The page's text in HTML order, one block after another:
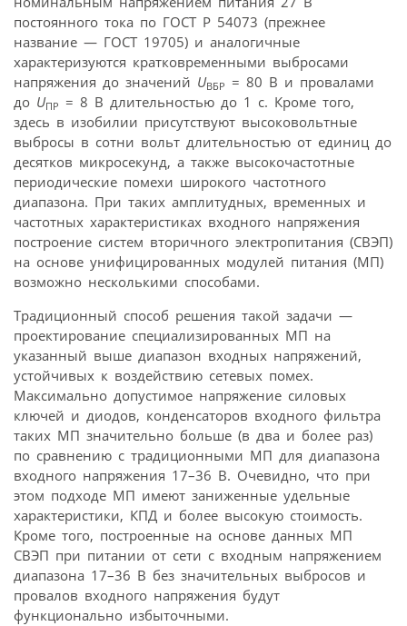
постоянного тока по ГОСТ Р 54073 (прежнее
название — ГОСТ 19705) и аналогичные
характеризуются кратковременными выбросами
напряжения до значений UВБР = 80 В и провалами
до UПР = 8 В длительностью до 1 с. Кроме того,
здесь в изобилии присутствуют высоковольтные
выбросы в сотни вольт длительностью от единиц до
десятков микросекунд, а также высокочастотные
периодические помехи широкого частотного
диапазона. При таких амплитудных, временных и
частотных характеристиках входного напряжения
построение систем вторичного электропитания (СВЭП)
на основе унифицированных модулей питания (МП)
возможно несколькими способами.
Традиционный способ решения такой задачи —
проектирование специализированных МП на
указанный выше диапазон входных напряжений,
устойчивых к воздействию сетевых помех.
Максимально допустимое напряжение силовых
ключей и диодов, конденсаторов входного фильтра
таких МП значительно больше (в два и более раз)
по сравнению с традиционными МП для диапазона
входного напряжения 17–36 В. Очевидно, что при
этом подходе МП имеют заниженные удельные
характеристики, КПД и более высокую стоимость.
Кроме того, построенные на основе данных МП
СВЭП при питании от сети с входным напряжением
диапазона 17–36 В без значительных выбросов и
провалов входного напряжения будут
функционально избыточными.